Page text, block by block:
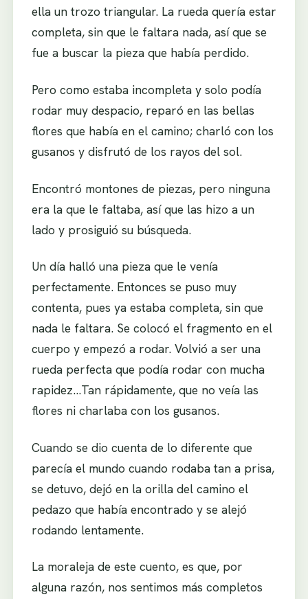
ella un trozo triangular. La rueda quería estar
completa, sin que le faltara nada, así que se
fue a buscar la pieza que había perdido.
Pero como estaba incompleta y solo podía
rodar muy despacio, reparó en las bellas
flores que había en el camino; charló con los
gusanos y disfrutó de los rayos del sol.
Encontró montones de piezas, pero ninguna
era la que le faltaba, así que las hizo a un
lado y prosiguió su búsqueda.
Un día halló una pieza que le venía
perfectamente. Entonces se puso muy
contenta, pues ya estaba completa, sin que
nada le faltara. Se colocó el fragmento en el
cuerpo y empezó a rodar. Volvió a ser una
rueda perfecta que podía rodar con mucha
rapidez…Tan rápidamente, que no veía las
flores ni charlaba con los gusanos.
Cuando se dio cuenta de lo diferente que
parecía el mundo cuando rodaba tan a prisa,
se detuvo, dejó en la orilla del camino el
pedazo que había encontrado y se alejó
rodando lentamente.
La moraleja de este cuento, es que, por
alguna razón, nos sentimos más completos